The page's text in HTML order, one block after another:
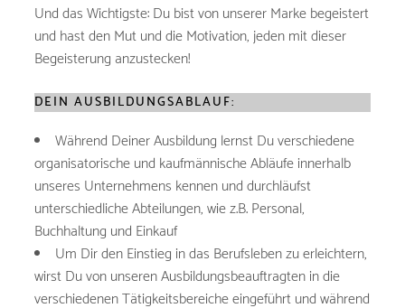
Und das Wichtigste: Du bist von unserer Marke begeistert
und hast den Mut und die Motivation, jeden mit dieser
Begeisterung anzustecken!
DEIN AUSBILDUNGSABLAUF:
Während Deiner Ausbildung lernst Du verschiedene
organisatorische und kaufmännische Abläufe innerhalb
unseres Unternehmens kennen und durchläufst
unterschiedliche Abteilungen, wie z.B. Personal,
Buchhaltung und Einkauf
Um Dir den Einstieg in das Berufsleben zu erleichtern,
wirst Du von unseren Ausbildungsbeauftragten in die
verschiedenen Tätigkeitsbereiche eingeführt und während